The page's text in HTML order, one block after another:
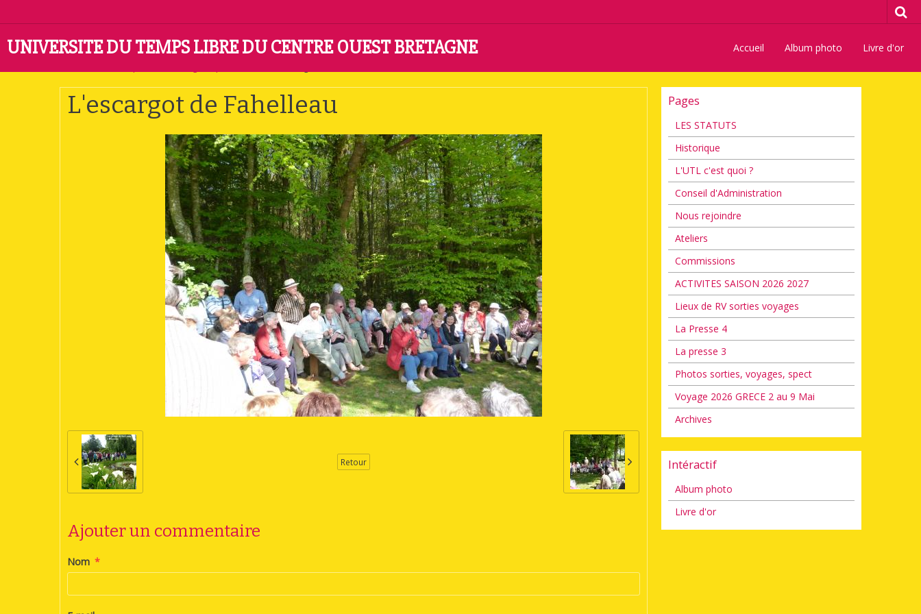
UNIVERSITE DU TEMPS LIBRE DU CENTRE OUEST BRETAGNE Accueil Album photo Livre d'or
L'escargot de Fahelleau
Retour
Ajouter un commentaire
Nom
Pages
LES STATUTS
Historique
L'UTL c'est quoi ?
Conseil d'Administration
Nous rejoindre
Ateliers
Commissions
ACTIVITES SAISON 2026 2027
Lieux de RV sorties voyages
La Presse 4
La presse 3
Photos sorties, voyages, spect
Voyage 2026 GRECE 2 au 9 Mai
Archives
Intéractif
Album photo
Livre d'or